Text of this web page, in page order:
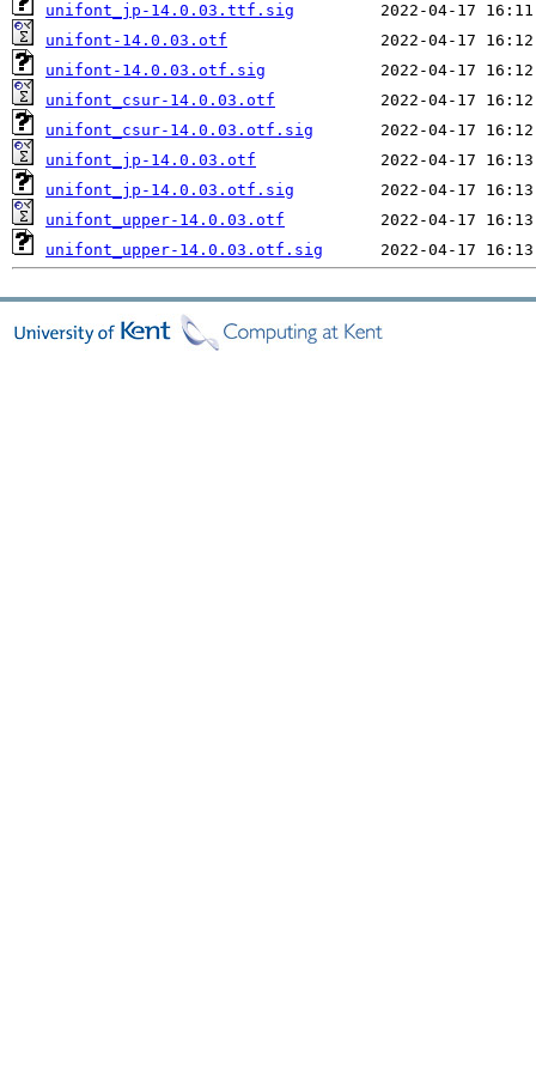
unifont_jp-14.0.03.ttf.sig
unifont-14.0.03.otf
unifont-14.0.03.otf.sig
unifont_csur-14.0.03.otf
unifont_csur-14.0.03.otf.sig
unifont_jp-14.0.03.otf
unifont_jp-14.0.03.otf.sig
unifont_upper-14.0.03.otf
unifont_upper-14.0.03.otf.sig